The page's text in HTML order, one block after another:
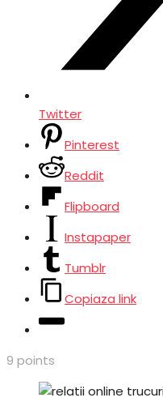
Twitter
Pinterest
Reddit
Flipboard
Instapaper
Tumblr
Copiaza link
9 points